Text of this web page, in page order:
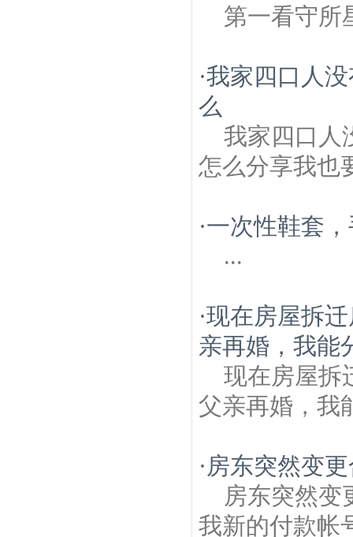
第一看守所
·我家四口人
么
我家四口人
怎么分享我也
·一次性鞋套
...
·现在房屋拆
亲再婚，我能
现在房屋拆
父亲再婚，我
· 房东突然变
房东突然变
我新的付款帐